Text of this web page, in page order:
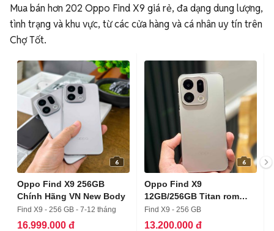
Mua bán hơn 202 Oppo Find X9 giá rẻ, đa dạng dung lượng,
tình trạng và khu vực, từ các cửa hàng và cá nhân uy tín trên
Chợ Tốt.
6
Oppo Find X9 256GB
Chính Hãng VN New Body
Find X9 - 256 GB - 7-12 tháng
16.999.000 đ
6
Oppo Find X9
12GB/256GB Titan rom
quốc tế
Find X9 - 256 GB
13.200.000 đ